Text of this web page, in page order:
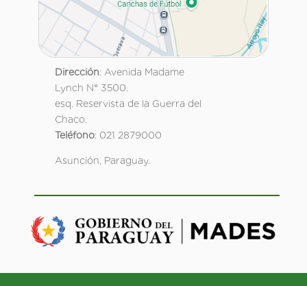
Dirección: Avenida Madame
Lynch N° 3500.
esq. Reservista de la Guerra del
Chaco.
Teléfono: 021 2879000
Asunción, Paraguay.